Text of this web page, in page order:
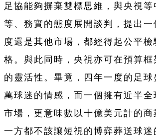
足協能夠摒棄雙標思維，與央視
等、務實的態度展開談判，提出一
度還是其他市場，都經得起公平檢
格。與此同時，央視亦可在預算框
的靈活性。畢竟，四年一度的足球
萬球迷的情感，而一個擁有近半全
市場，更意味數以十億美元計的商
一方都不該讓短視的博弈葬送球迷